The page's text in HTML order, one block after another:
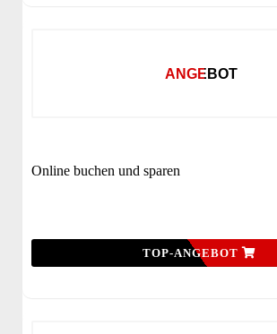
ANGEBOT
Online buchen und sparen
TOP-ANGEBOT